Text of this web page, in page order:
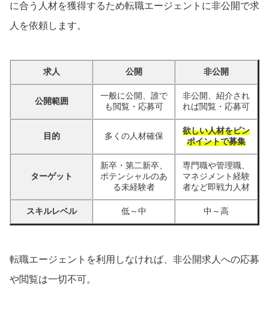
に合う人材を獲得するため転職エージェントに非公開で求
人を依頼します。
求人 公開 非公開
公開範囲
一般に公開、誰で
も閲覧・応募可
非公開、紹介され
れば閲覧・応募可
目的 多くの人材確保
欲しい人材をピン
ポイントで募集
ターゲット
新卒・第二新卒、
ポテンシャルのあ
る未経験者
専門職や管理職、
マネジメント経験
者など即戦力人材
スキルレベル 低～中 中～高
転職エージェントを利用しなければ、非公開求人への応募
や閲覧は一切不可。